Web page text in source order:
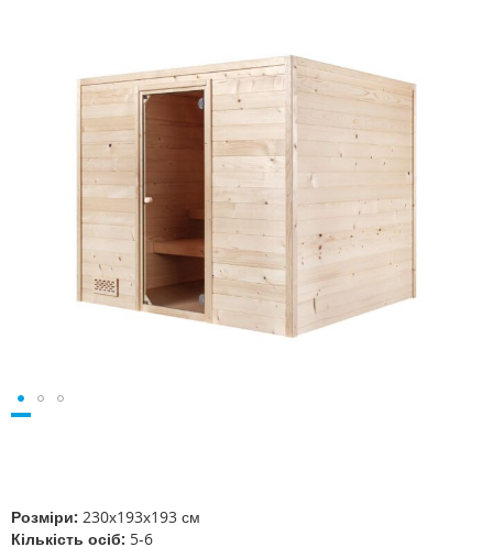
зображень
зображень
Розміри: 230х193х193 см
Кількість осіб: 5-6